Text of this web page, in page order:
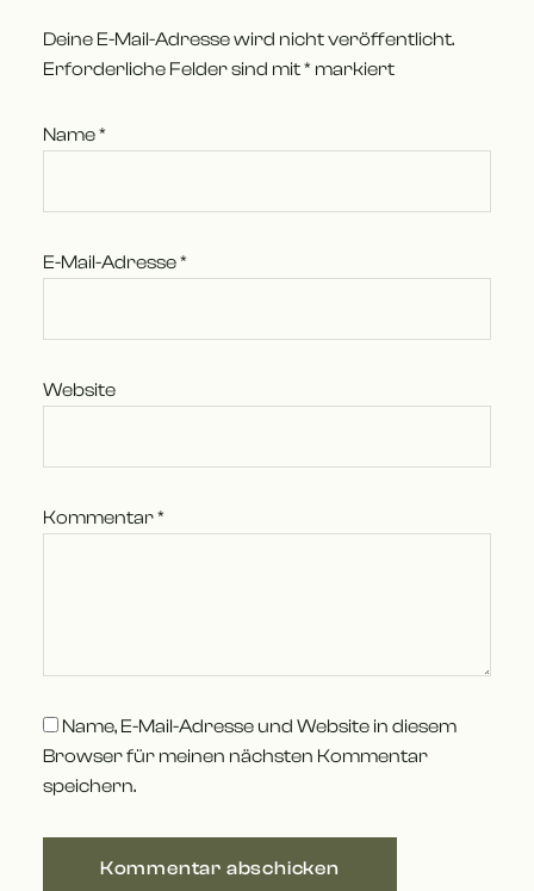
Deine E-Mail-Adresse wird nicht veröffentlicht.
Erforderliche Felder sind mit* markiert
Name*
E-Mail-Adresse*
Website
Kommentar*
Name, E-Mail-Adresse und Website in diesem
Browser für meinen nächsten Kommentar
speichern.